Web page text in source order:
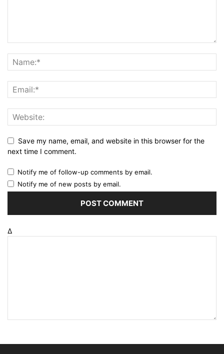
Save my name, email, and website in this browser for the
next time I comment.
Notify me of follow-up comments by email.
Notify me of new posts by email.
Δ